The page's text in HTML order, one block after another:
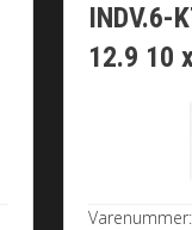
INDV.6-
12.9 10